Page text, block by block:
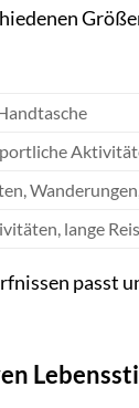
lange
passt